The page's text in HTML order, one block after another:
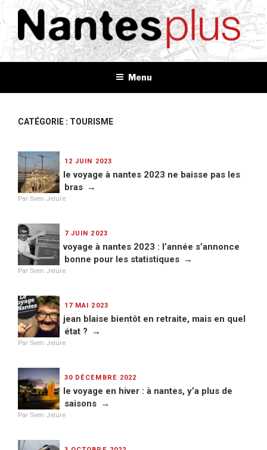
Aller
au
contenu
principal
NANTES+
Plus d'informations, plus d'idées, plus de tout
Menu
CATÉGORIE : TOURISME
12 JUIN 2023
le voyage à nantes 2023 ne baisse pas les
bras
Par Sven Jelure
7 JUIN 2023
voyage à nantes 2023 : l’année s’annonce
bonne pour les statistiques
Par Sven Jelure
17 MAI 2023
jean blaise bientôt en retraite, mais en quel
état ?
Par Sven Jelure
PUBLIÉ
30 DÉCEMBRE 2022
le voyage en hiver : à nantes, y’a plus de
saisons
Par Sven Jelure